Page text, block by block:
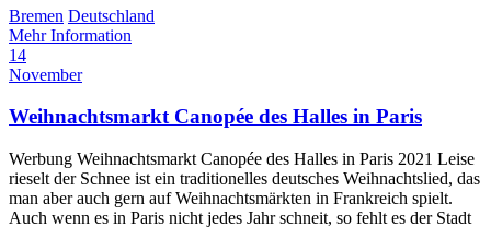
Bremen Deutschland
Mehr Information
14
November
Weihnachtsmarkt Canopée des Halles in Paris
Werbung Weihnachtsmarkt Canopée des Halles in Paris 2021 Leise
rieselt der Schnee ist ein traditionelles deutsches Weihnachtslied, das
man aber auch gern auf Weihnachtsmärkten in Frankreich spielt.
Auch wenn es in Paris nicht jedes Jahr schneit, so fehlt es der Stadt